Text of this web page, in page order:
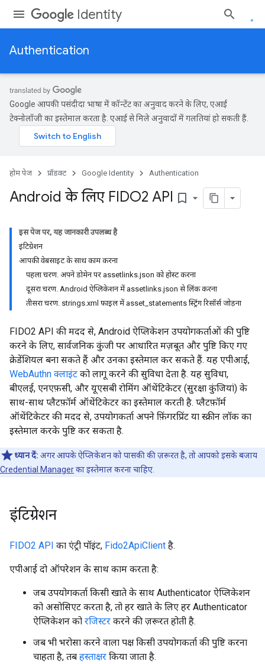
Identity
Authentication
Google आपकी पसंदीदा भाषा में कॉन्टेंट का अनुवाद करने के लिए, एआई
टेक्नोलॉजी का इस्तेमाल करता है. एआई से मिले अनुवादों में गलतियां हो सकती हैं.
होम पेज प्रॉडक्ट Google Identity Authentication
Android के लिए FIDO2 API bookmark_border
इस पेज पर, यह जानकारी उपलब्ध है
इंटिग्रेशन
आपकी वेबसाइट के साथ काम करना
पहला चरण. अपने डोमेन पर assetlinks.json को होस्ट करना
दूसरा चरण. Android ऐप्लिकेशन में assetlinks.json से लिंक करना
तीसरा चरण. strings.xml फ़ाइल में asset_statements स्ट्रिंग रिसॉर्स जोड़ना
FIDO2 API की मदद से, Android ऐप्लिकेशन उपयोगकर्ताओं की पुष्टि
करने के लिए, सार्वजनिक कुंजी पर आधारित मज़बूत और पुष्टि किए गए
क्रेडेंशियल बना सकते हैं और उनका इस्तेमाल कर सकते हैं. यह एपीआई,
WebAuthn क्लाइंट को लागू करने की सुविधा देता है. यह सुविधा,
बीएलई, एनएफ़सी, और यूएसबी रोमिंग ऑथेंटिकेटर (सुरक्षा कुंजियां) के
साथ-साथ प्लैटफ़ॉर्म ऑथेंटिकेटर का इस्तेमाल करती है. प्लैटफ़ॉर्म
ऑथेंटिकेटर की मदद से, उपयोगकर्ता अपने फ़िंगरप्रिंट या स्क्रीन लॉक का
इस्तेमाल करके पुष्टि कर सकता है.
ध्यान दें: अगर आपके ऐप्लिकेशन को पासकी की ज़रूरत है, तो आपको इसके बजाय
Credential Managerका इस्तेमाल करना चाहिए.
इंटिग्रेशन
FIDO2 API का एंट्री पॉइंट, Fido2ApiClient है.
एपीआई दो ऑपरेशन के साथ काम करता है:
जब उपयोगकर्ता किसी खाते के साथ Authenticator ऐप्लिकेशन
को असोसिएट करता है, तो हर खाते के लिए हर Authenticator
ऐप्लिकेशन को रजिस्टर करने की ज़रूरत होती है.
जब भी भरोसा करने वाला पक्ष किसी उपयोगकर्ता की पुष्टि करना
चाहता है, तब हस्ताक्षर किया जाता है.